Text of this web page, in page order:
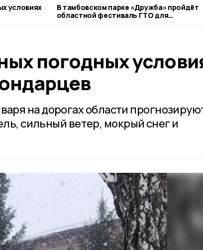
условиях
В тамбовском парке «Дружба» пройдёт
областной фестиваль ГТО для
серебряных спортсменов
погодных
на дорогах области
сильный ветер, мокрый снег и